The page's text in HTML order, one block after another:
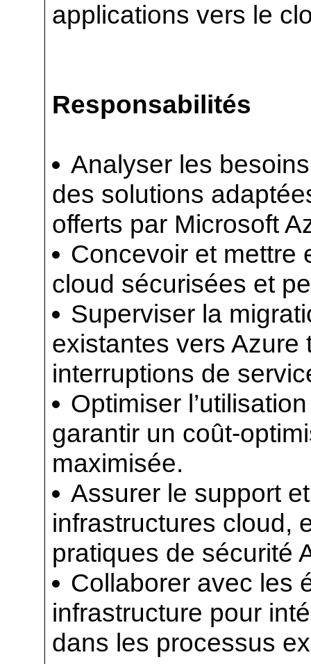
applications vers le
Responsabilités
Analyser les
des solutions
offerts par Microsoft
Concevoir et
cloud sécurisées et
Superviser la
existantes vers Azure
interruptions de
Optimiser
garantir un coût-
maximisée.
Assurer le support
infrastructures cloud,
pratiques de sécurité
Collaborer avec les
infrastructure pour
dans les processus